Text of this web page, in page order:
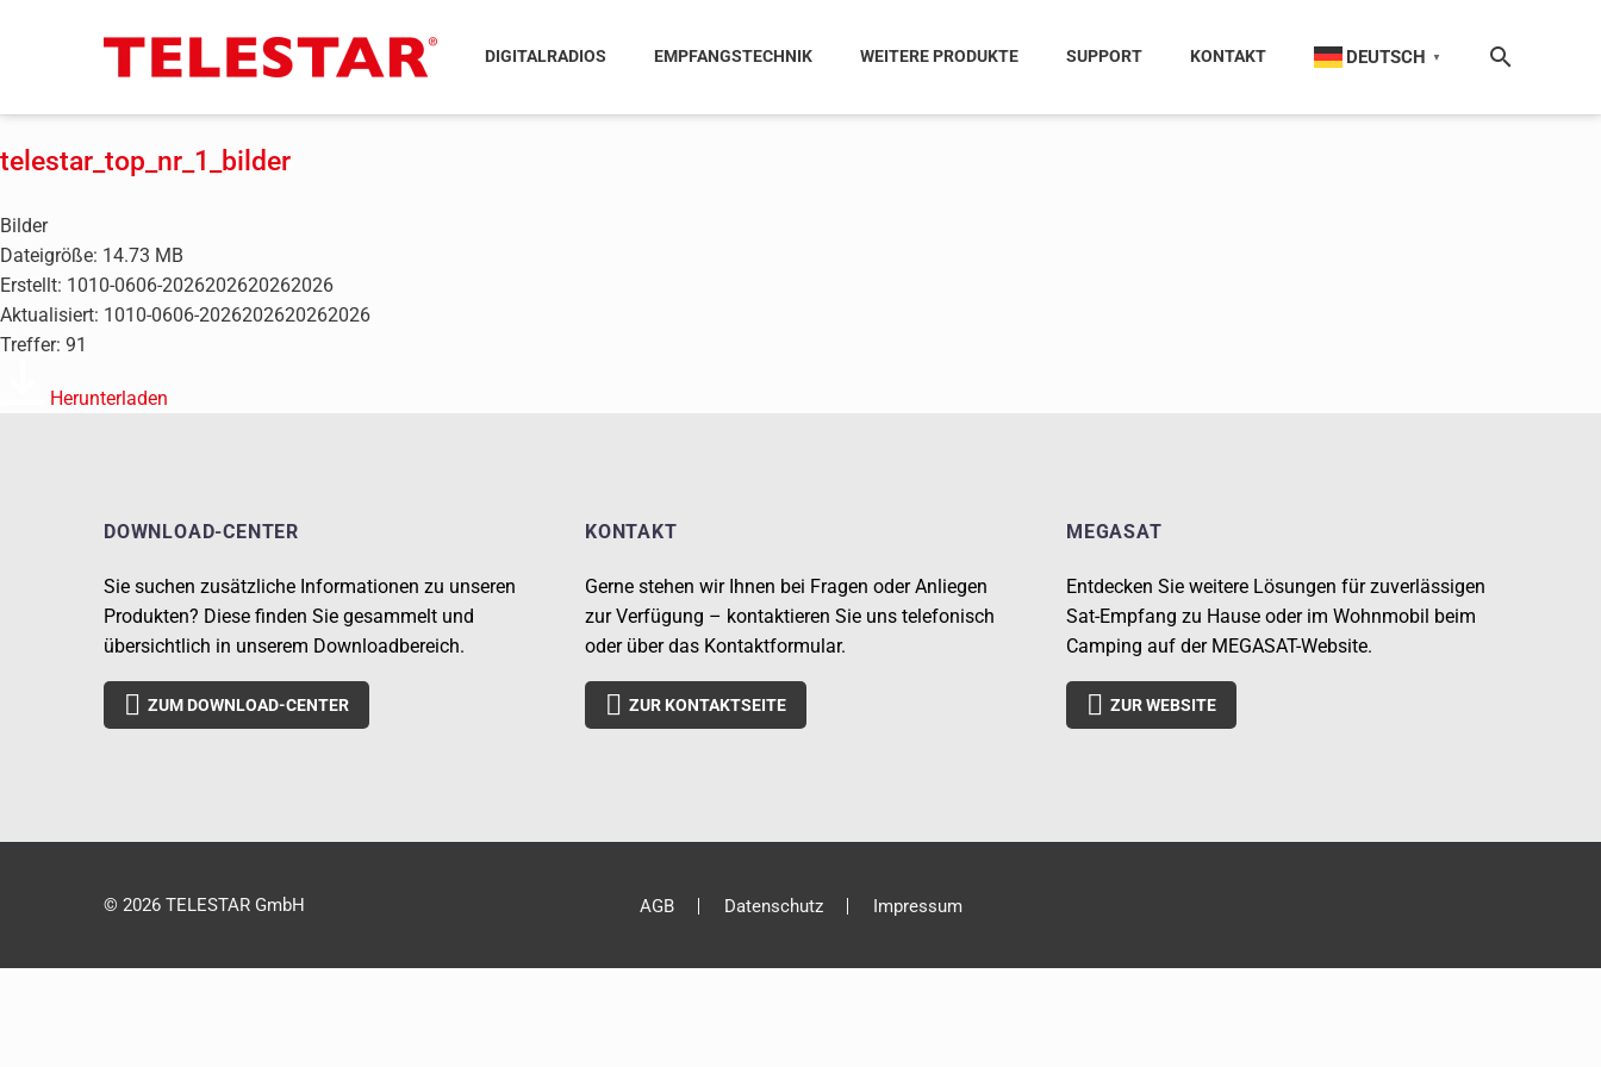
DIGITALRADIOS EMPFANGSTECHNIK WEITERE PRODUKTE SUPPORT KONTAKT DEUTSCH ▼
telestar_top_nr_1_bilder
Bilder
Dateigröße: 14.73 MB
Erstellt: 1010-0606-2026202620262026
Aktualisiert: 1010-0606-2026202620262026
Treffer: 91
Herunterladen
DOWNLOAD-CENTER
Sie suchen zusätzliche Informationen zu unseren
Produkten? Diese finden Sie gesammelt und
übersichtlich in unserem Downloadbereich.
 ZUM DOWNLOAD-CENTER
KONTAKT
Gerne stehen wir Ihnen bei Fragen oder Anliegen
zur Verfügung – kontaktieren Sie uns telefonisch
oder über das Kontaktformular.
 ZUR KONTAKTSEITE
MEGASAT
Entdecken Sie weitere Lösungen für zuverlässigen
Sat-Empfang zu Hause oder im Wohnmobil beim
Camping auf der MEGASAT-Website.
 ZUR WEBSITE
AGB Datenschutz Impressum
© 2026 TELESTAR GmbH